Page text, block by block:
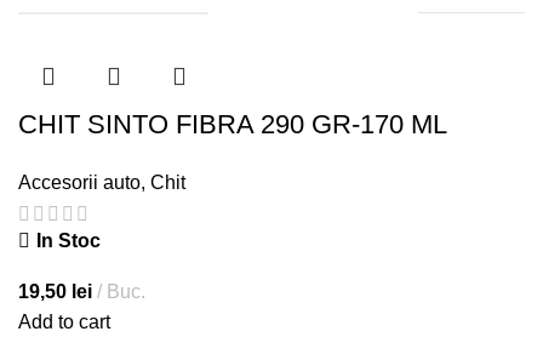
CHIT SINTO FIBRA 290 GR-170 ML
Accesorii auto, Chit
In Stoc
19,50 lei
Buc.
Add to cart